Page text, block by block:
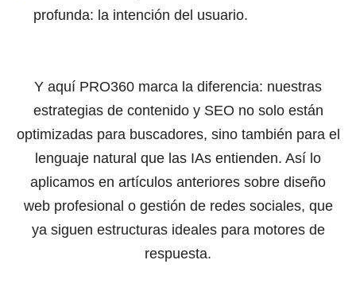
profunda: la intención del usuario.
Y aquí PRO360 marca la diferencia: nuestras
estrategias de contenido y SEO no solo están
optimizadas para buscadores, sino también para el
lenguaje natural que las IAs entienden. Así lo
aplicamos en artículos anteriores sobre diseño
web profesional o gestión de redes sociales, que
ya siguen estructuras ideales para motores de
respuesta.